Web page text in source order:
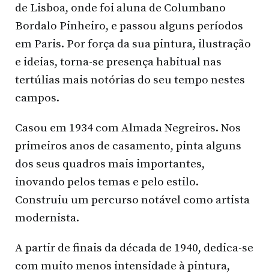
de Lisboa, onde foi aluna de Columbano
Bordalo Pinheiro, e passou alguns períodos
em Paris. Por força da sua pintura, ilustração
e ideias, torna-se presença habitual nas
tertúlias mais notórias do seu tempo nestes
campos.
Casou em 1934 com Almada Negreiros. Nos
primeiros anos de casamento, pinta alguns
dos seus quadros mais importantes,
inovando pelos temas e pelo estilo.
Construiu um percurso notável como artista
modernista.
A partir de finais da década de 1940, dedica-se
com muito menos intensidade à pintura,